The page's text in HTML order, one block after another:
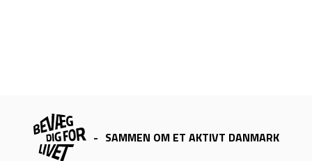
- SAMMEN OM ET AKTIVT DANMARK